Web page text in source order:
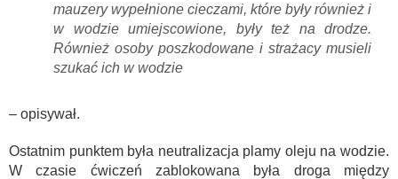
mauzery wypełnione cieczami, które były również i
w wodzie umiejscowione, były też na drodze.
Również osoby poszkodowane i strażacy musieli
szukać ich w wodzie
– opisywał.
Ostatnim punktem była neutralizacja plamy oleju na wodzie.
W czasie ćwiczeń zablokowana była droga między